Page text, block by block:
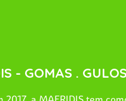
- GOMAS .